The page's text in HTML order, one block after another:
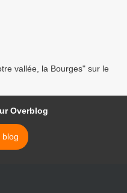
vallée, la Bourges" sur le
Overblog
blog